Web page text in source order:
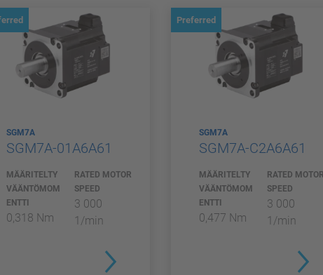
SGM7A
SGM7A-01A6A61
MÄÄRITELTY
VÄÄNTÖMOM
ENTTI
0,318 Nm
RATED MOTOR
SPEED
3 000
1/min
Preferred
SGM7A
SGM7A-C2A6A61
MÄÄRITELTY
VÄÄNTÖMOM
ENTTI
0,477 Nm
RATED MOTOR
SPEED
3 000
1/min